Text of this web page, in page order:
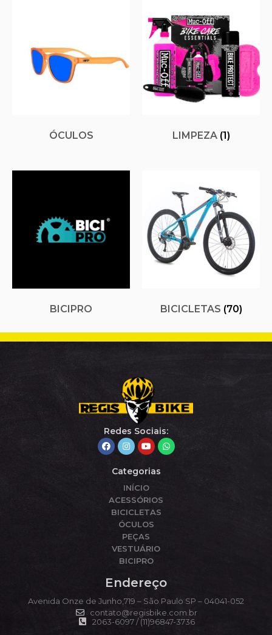
ÓCULOS LIMPEZA (1)
BICIPRO BICICLETAS (70)
Redes Sociais:
Categorias
INÍCIO
ACESSÓRIOS
BICICLETAS
ÓCULOS
PEÇAS
VESTUÁRIO
BICIPRO
Endereço
Avenida Onze de Junho,719 – São Paulo SP – 04041-052
contato@regisbike.com.br
2063-6097 / (11)96847-3736